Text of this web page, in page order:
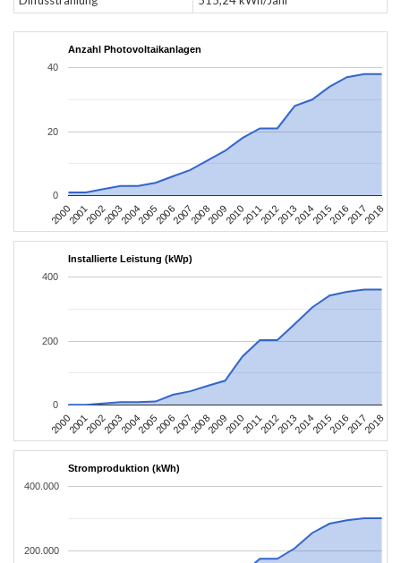
Anzahl Photovoltaikanlagen
2000200120022003200420052006200720082009201020112012201320142015201620172018
0
20
40
Installierte Leistung (kWp)
2000200120022003200420052006200720082009201020112012201320142015201620172018
0
200
400
Stromproduktion (kWh)
200.000
400.000